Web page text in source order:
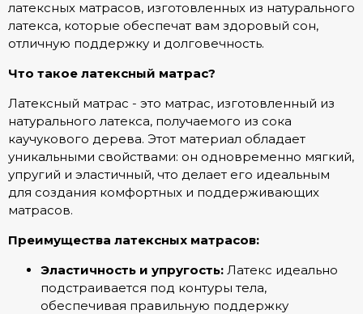
латексных матрасов, изготовленных из натурального
латекса, которые обеспечат вам здоровый сон,
отличную поддержку и долговечность.
Что такое латексный матрас?
Латексный матрас - это матрас, изготовленный из
натурального латекса, получаемого из сока
каучукового дерева. Этот материал обладает
уникальными свойствами: он одновременно мягкий,
упругий и эластичный, что делает его идеальным
для создания комфортных и поддерживающих
матрасов.
Преимущества латексных матрасов:
Эластичность и упругость: Латекс идеально
подстраивается под контуры тела,
обеспечивая правильную поддержку